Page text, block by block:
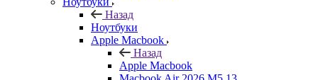
Назад
Ноутбуки
Apple Macbook
Назад
Apple Macbook